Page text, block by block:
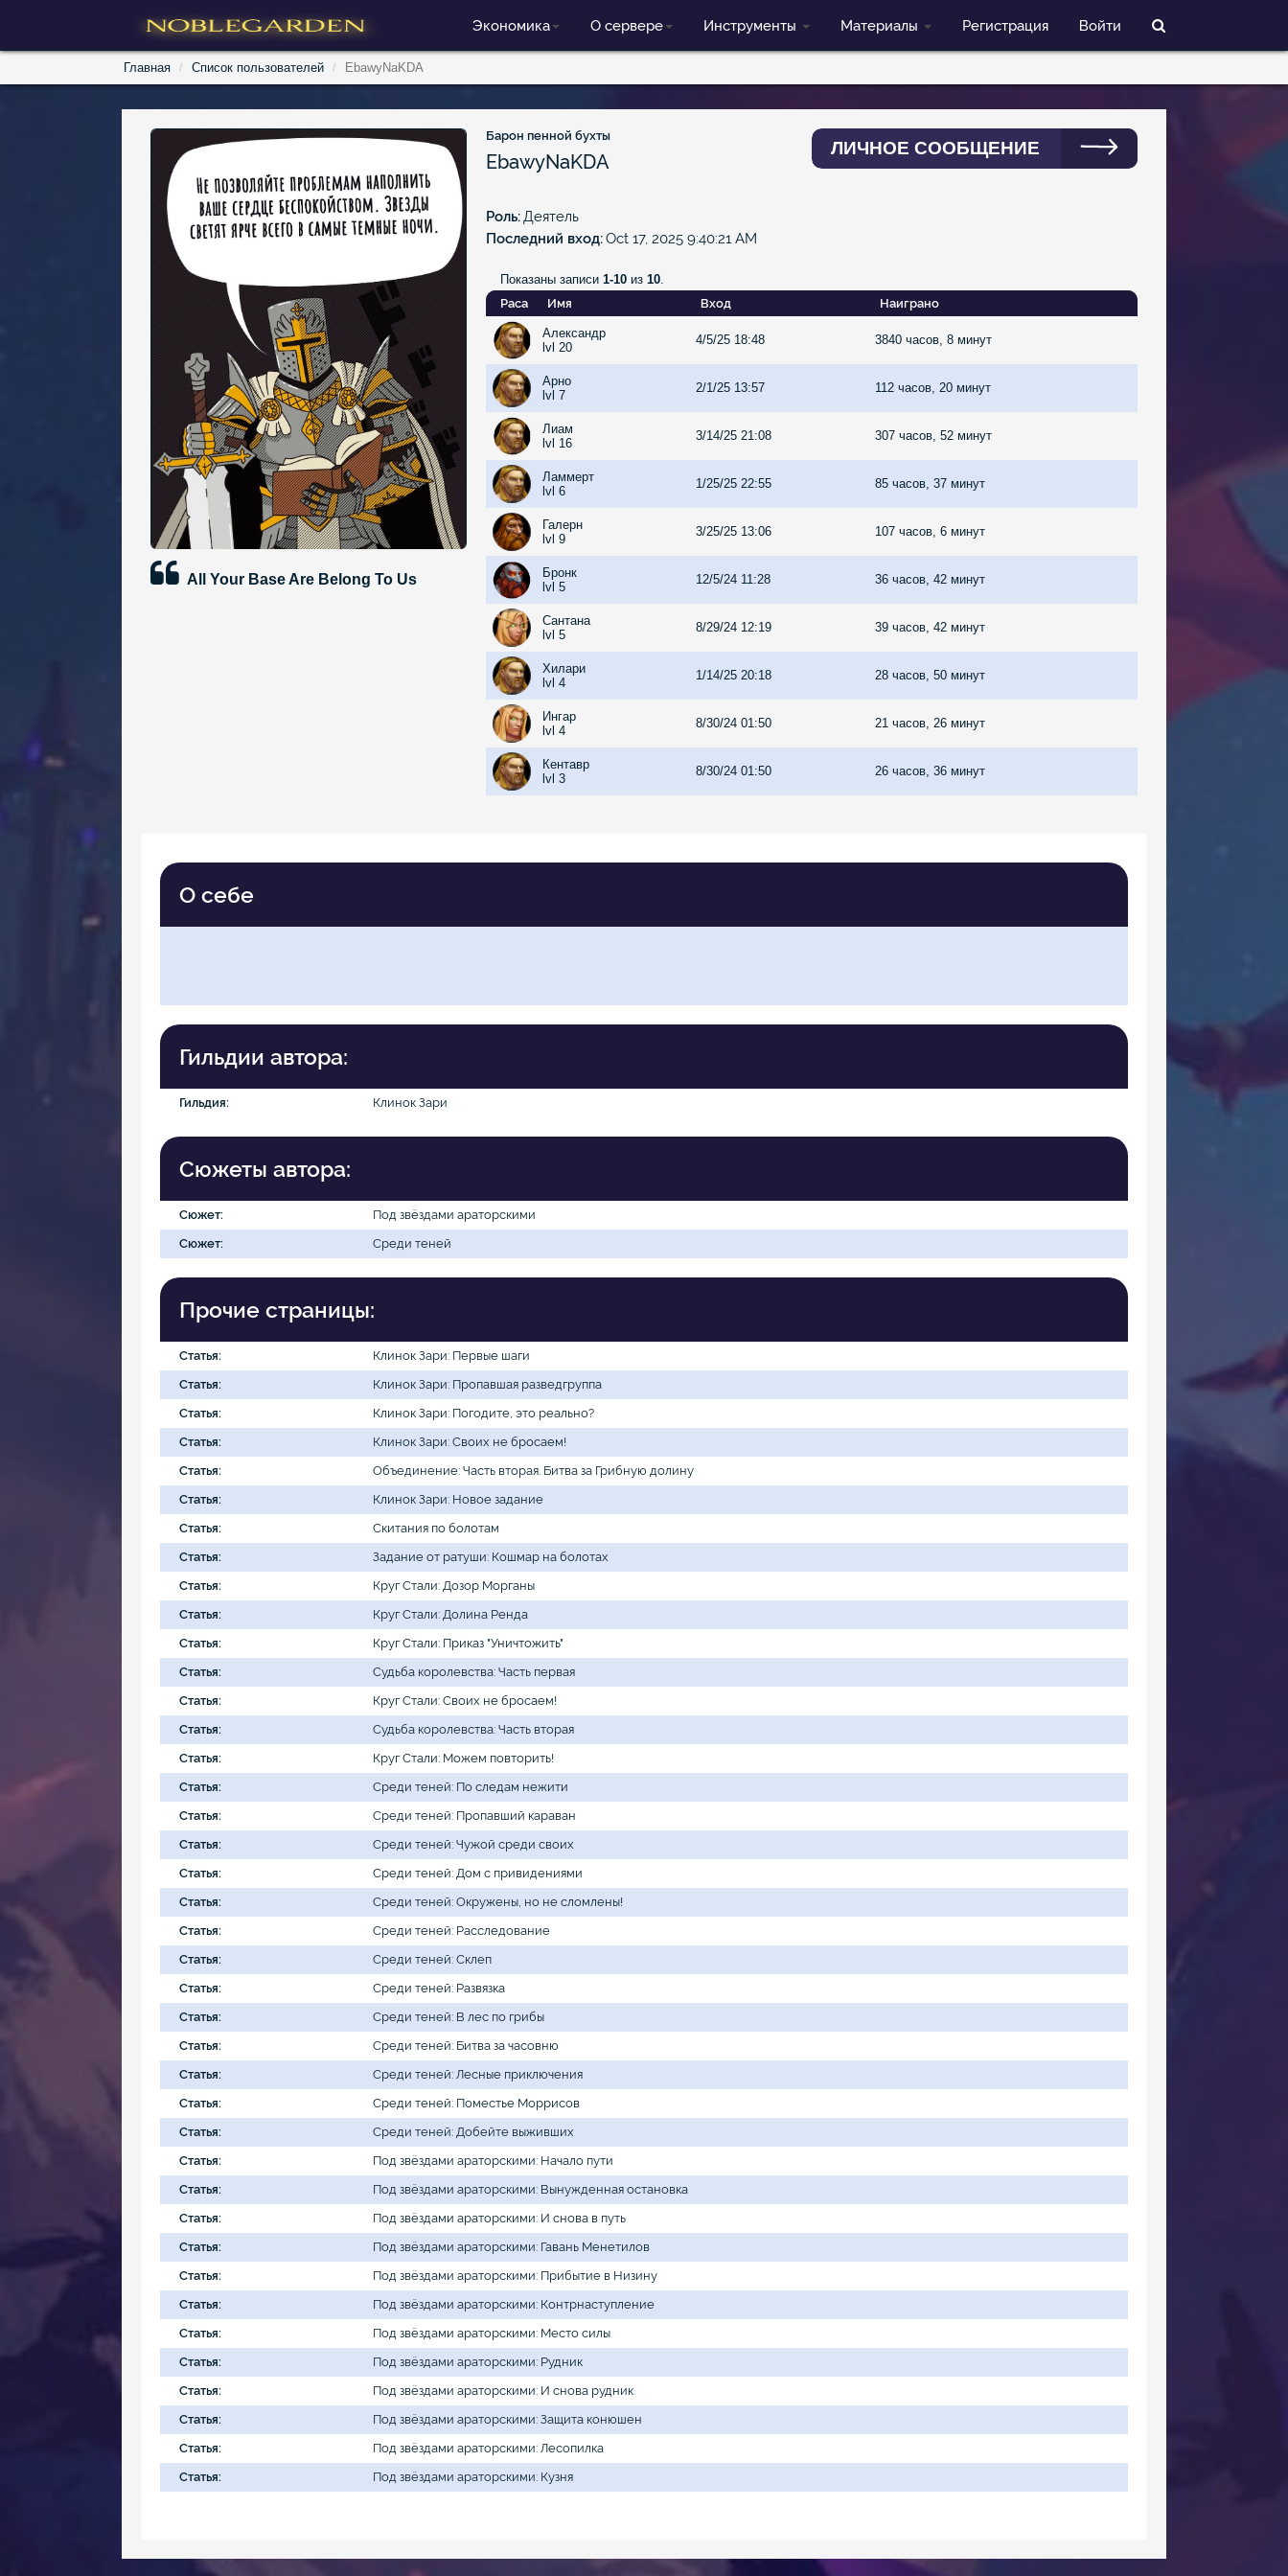
Экономика О сервере Инструменты Материалы Регистрация Войти
Главная Список пользователей EbawyNaKDA
All Your Base Are Belong To Us
Барон пенной бухты
EbawyNaKDA
ЛИЧНОЕ СООБЩЕНИЕ
Роль Деятель
Последний вход Oct 17, 2025 9:40:21 AM
Показаны записи 1-10 из 10.
Раса
Имя Вход Наиграно
Александр
lvl 20
4/5/25 18:48 3840 часов, 8 минут
Арно
lvl 7
2/1/25 13:57 112 часов, 20 минут
Лиам
lvl 16
3/14/25 21:08 307 часов, 52 минут
Ламмерт
lvl 6
1/25/25 22:55 85 часов, 37 минут
Галерн
lvl 9
3/25/25 13:06 107 часов, 6 минут
Бронк
lvl 5
12/5/24 11:28 36 часов, 42 минут
Сантана
lvl 5
8/29/24 12:19 39 часов, 42 минут
Хилари
lvl 4
1/14/25 20:18 28 часов, 50 минут
Ингар
lvl 4
8/30/24 01:50 21 часов, 26 минут
Кентавр
lvl 3
8/30/24 01:50 26 часов, 36 минут
О себе
Гильдии автора:
Гильдия: Клинок Зари
Сюжеты автора:
Сюжет:
Под звёздами араторскими
Сюжет:
Среди теней
Прочие страницы:
Статья:
Клинок Зари: Первые шаги
Статья:
Клинок Зари: Пропавшая разведгруппа
Статья:
Клинок Зари: Погодите, это реально?
Статья:
Клинок Зари: Своих не бросаем!
Статья:
Объединение: Часть вторая. Битва за Грибную долину
Статья:
Клинок Зари: Новое задание
Статья:
Скитания по болотам
Статья:
Задание от ратуши: Кошмар на болотах
Статья:
Круг Стали: Дозор Морганы
Статья:
Круг Стали: Долина Ренда
Статья:
Круг Стали: Приказ "Уничтожить"
Статья:
Судьба королевства: Часть первая
Статья:
Круг Стали: Своих не бросаем!
Статья:
Судьба королевства: Часть вторая
Статья:
Круг Стали: Можем повторить!
Статья:
Среди теней: По следам нежити
Статья:
Среди теней: Пропавший караван
Статья:
Среди теней: Чужой среди своих
Статья:
Среди теней: Дом с привидениями
Статья:
Среди теней: Окружены, но не сломлены!
Статья:
Среди теней: Расследование
Статья:
Среди теней: Склеп
Статья:
Среди теней: Развязка
Статья:
Среди теней: В лес по грибы
Статья:
Среди теней: Битва за часовню
Статья:
Среди теней: Лесные приключения
Статья:
Среди теней: Поместье Моррисов
Статья:
Среди теней: Добейте выживших
Статья:
Под звёздами араторскими: Начало пути
Статья:
Под звёздами араторскими: Вынужденная остановка
Статья:
Под звёздами араторскими: И снова в путь
Статья:
Под звёздами араторскими: Гавань Менетилов
Статья:
Под звёздами араторскими: Прибытие в Низину
Статья:
Под звёздами араторскими: Контрнаступление
Статья:
Под звёздами араторскими: Место силы
Статья:
Под звёздами араторскими: Рудник
Статья:
Под звёздами араторскими: И снова рудник
Статья:
Под звёздами араторскими: Защита конюшен
Статья:
Под звёздами араторскими: Лесопилка
Статья:
Под звёздами араторскими: Кузня